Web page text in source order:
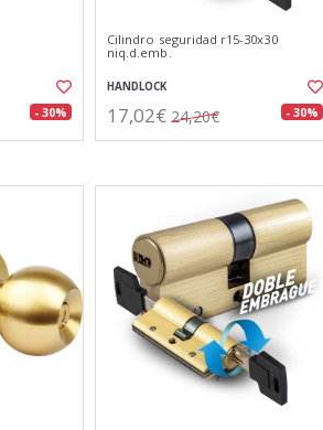
- 30%
Cilindro seguridad r15-30x30
niq.d.emb.
HANDLOCK
17,02€ 24,20€ - 30%